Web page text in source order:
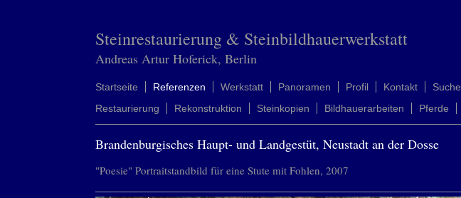
Steinrestaurierung & Steinbildhauerwerkstatt
Andreas Artur Hoferick, Berlin
Startseite Referenzen Werkstatt Panoramen Profil Kontakt
Suche
Restaurierung
Rekonstruktion Steinkopien Bildhauerarbeiten Pferde
Brandenburgisches Haupt- und Landgestüt, Neustadt an der Dosse
"Poesie" Portraitstandbild für eine Stute mit Fohlen, 2007